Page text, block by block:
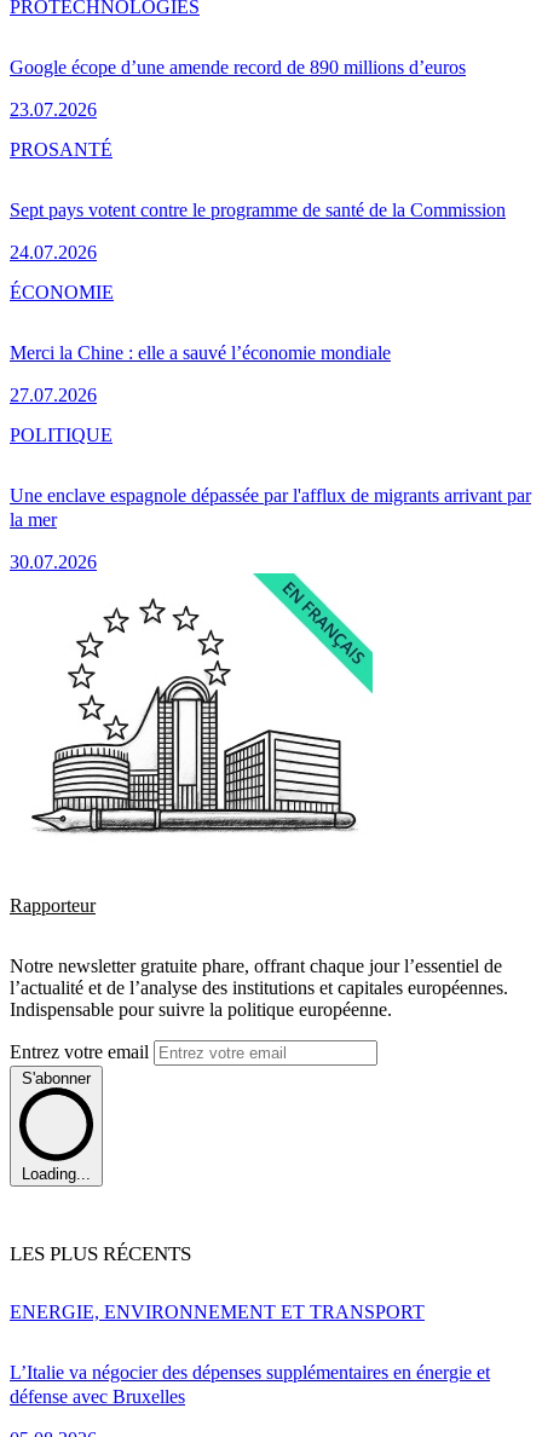
Google écope d’une amende record de 890 millions d’euros
23.07.2026
PROTECHNOLOGIES
Sept pays votent contre le programme de santé de la Commission
24.07.2026
PROSANTÉ
Merci la Chine : elle a sauvé l’économie mondiale
27.07.2026
ÉCONOMIE
Une enclave espagnole dépassée par l'afflux de migrants arrivant par
la mer
30.07.2026
POLITIQUE
Rapporteur
Notre newsletter gratuite phare, offrant chaque jour l’essentiel de
l’actualité et de l’analyse des institutions et capitales européennes.
Indispensable pour suivre la politique européenne.
Entrez votre email
S'abonner
Loading...
LES PLUS RÉCENTS
L’Italie va négocier des dépenses supplémentaires en énergie et
défense avec Bruxelles
ENERGIE, ENVIRONNEMENT ET TRANSPORT